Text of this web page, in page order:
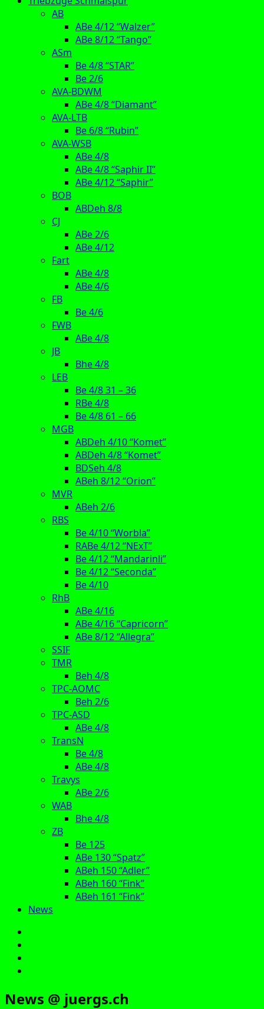
AB
ABe 4/12 “Walzer”
ABe 8/12 “Tango”
ASm
Be 4/8 “STAR”
Be 2/6
AVA-BDWM
ABe 4/8 “Diamant”
AVA-LTB
Be 6/8 “Rubin”
AVA-WSB
ABe 4/8
ABe 4/8 “Saphir II”
ABe 4/12 “Saphir”
BOB
ABDeh 8/8
CJ
ABe 2/6
ABe 4/12
Fart
ABe 4/8
ABe 4/6
FB
Be 4/6
FWB
ABe 4/8
JB
Bhe 4/8
LEB
Be 4/8 31 – 36
RBe 4/8
Be 4/8 61 – 66
MGB
ABDeh 4/10 “Komet”
ABDeh 4/8 “Komet”
BDSeh 4/8
ABeh 8/12 “Orion”
MVR
ABeh 2/6
RBS
Be 4/10 “Worbla”
RABe 4/12 “NExT”
Be 4/12 “Mandarinli”
Be 4/12 “Seconda”
Be 4/10
RhB
ABe 4/16
ABe 4/16 “Capricorn”
ABe 8/12 “Allegra”
SSIF
TMR
Beh 4/8
TPC-AOMC
Beh 2/6
TPC-ASD
ABe 4/8
TransN
Be 4/8
ABe 4/8
Travys
ABe 2/6
WAB
Bhe 4/8
ZB
Be 125
ABe 130 “Spatz”
ABeh 150 “Adler”
ABeh 160 “Fink”
ABeh 161 “Fink”
News
News @ juergs.ch